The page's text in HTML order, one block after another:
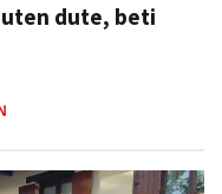
dute, beti